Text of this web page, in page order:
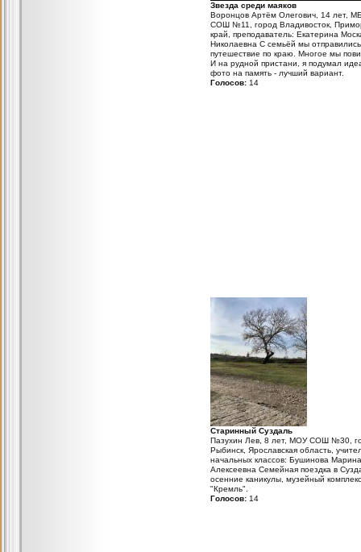
Звезда среди маяков
Воронцов Артём Олегович, 14 лет,
СОШ №11, город Владивосток,
край, преподаватель: Екатерина
Николаевна С семьёй мы
путешествие по краю. Многое мы
И на рудной пристани, я подумал
фото на память - лучший вариант.
Голосов: 14
Старинный Суздаль
Пазухин Лев, 8 лет, МОУ СОШ №30,
Рыбинск, Ярославская область,
начальных классов: Бушинова Марина
Алексеевна Семейная поездка в
осенние каникулы, музейный комплекс
"Кремль".
Голосов: 14